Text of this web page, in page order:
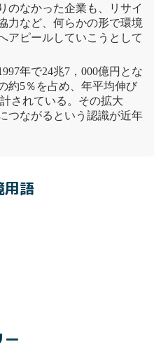
のなかった企業も、
リサイ
力など、何らかの形で環境
アピールしていこうとして
年で24兆7，000億円とな
約5％を占め、年平均伸び
されている。その拡大
つながるという認識が近年
用語
ー